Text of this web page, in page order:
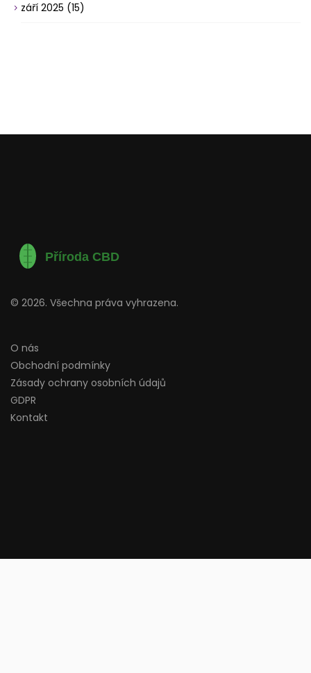
září 2025 (15)
© 2026. Všechna práva vyhrazena.
O nás
Obchodní podmínky
Zásady ochrany osobních údajů
GDPR
Kontakt